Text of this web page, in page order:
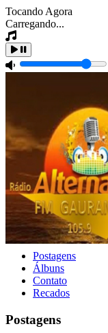
Tocando Agora
Carregando...
Postagens
Álbuns
Contato
Recados
Postagens